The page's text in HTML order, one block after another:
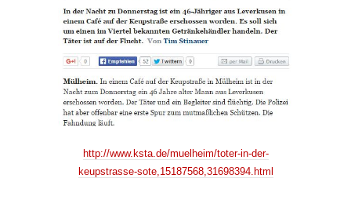
http://www.ksta.de/muelheim/toter-in-der-
keupstrasse-sote,15187568,31698394.html